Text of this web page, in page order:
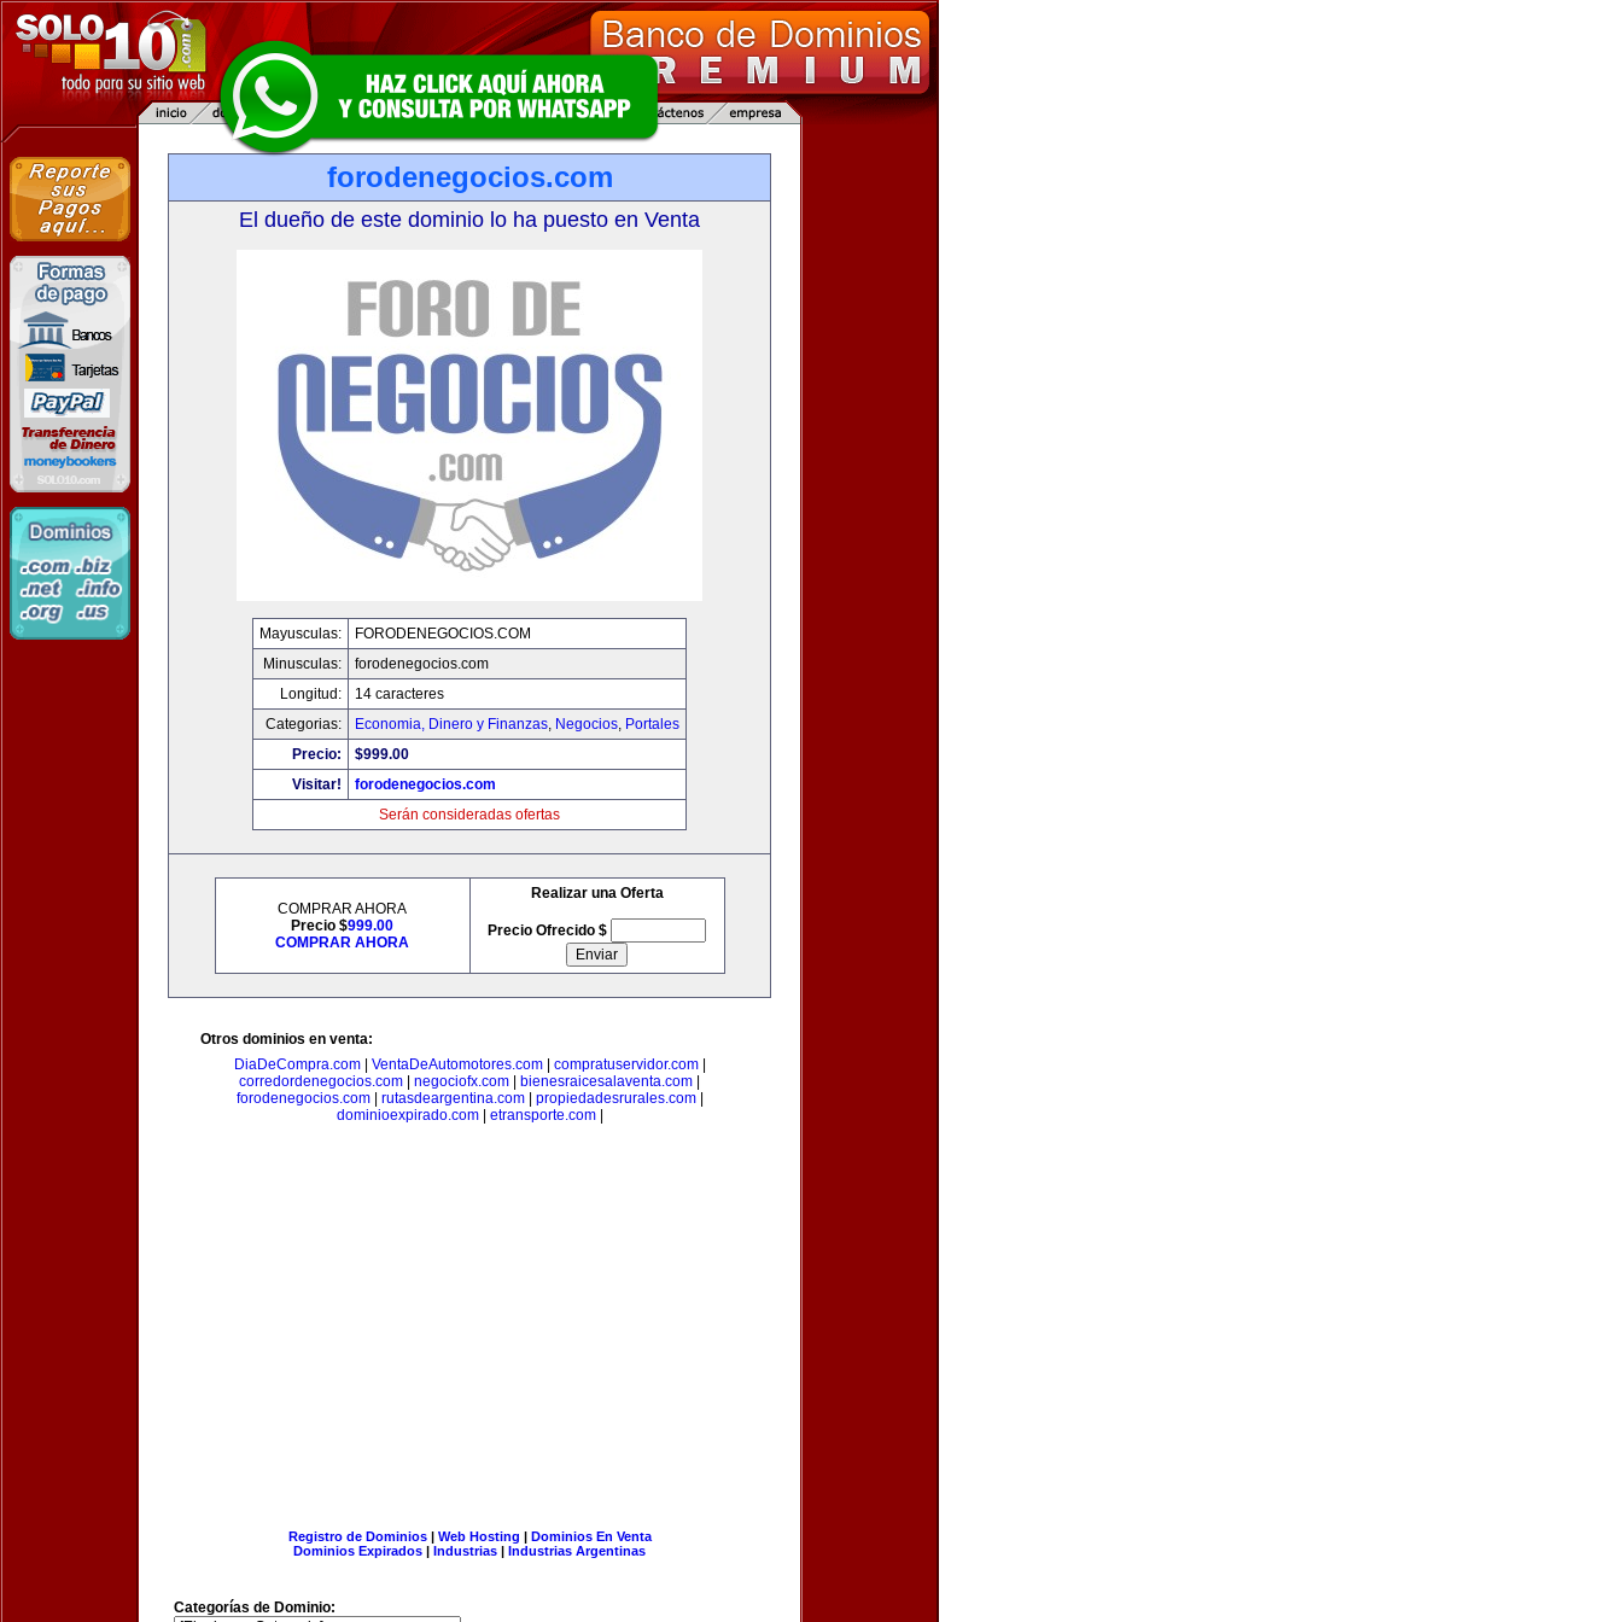
forodenegocios.com
El dueño de este dominio lo ha puesto en Venta
Mayusculas:
FORODENEGOCIOS.COM
Minusculas:
forodenegocios.com
Longitud:
14 caracteres
Categorias:
Economia, Dinero y Finanzas, Negocios, Portales
Precio:
$999.00
Visitar!
forodenegocios.com
Serán consideradas ofertas
COMPRAR AHORA
Precio $999.00
COMPRAR AHORA
Realizar una Oferta
Precio Ofrecido $
Otros dominios en venta:
DiaDeCompra.com| VentaDeAutomotores.com| compratuservidor.com|
corredordenegocios.com
negociofx.com bienesraicesalaventa.com
forodenegocios.com| rutasdeargentina.com| propiedadesrurales.com|
dominioexpirado.com| etransporte.com|
Registro de Dominios| Web Hosting | Dominios En Venta
Dominios Expirados | Industrias | Industrias Argentinas
Categorías de Dominio: